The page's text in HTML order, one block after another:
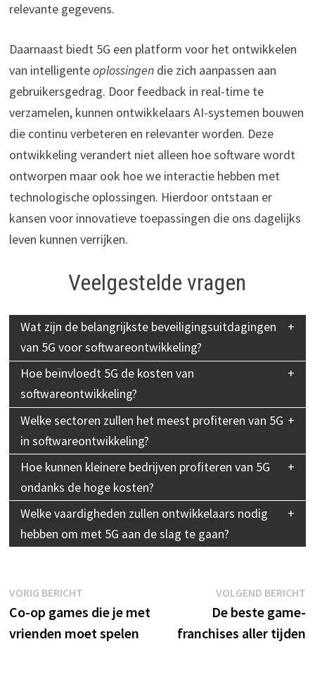
relevante gegevens.
Daarnaast biedt 5G een platform voor het ontwikkelen
van intelligenteoplossingendie zich aanpassen aan
gebruikersgedrag. Door feedback in real-time te
verzamelen, kunnen ontwikkelaars AI-systemen bouwen
die continu verbeteren en relevanter worden. Deze
ontwikkeling verandert niet alleen hoe software wordt
ontworpen maar ook hoe we interactie hebben met
technologische oplossingen. Hierdoor ontstaan er
kansen voor innovatieve toepassingen die ons dagelijks
leven kunnen verrijken.
Veelgestelde vragen
Wat zijn de belangrijkste beveiligingsuitdagingen
van 5G voor softwareontwikkeling?
Hoe beïnvloedt 5G de kosten van
softwareontwikkeling?
Welke sectoren zullen het meest profiteren van 5G
in softwareontwikkeling?
Hoe kunnen kleinere bedrijven profiteren van 5G
ondanks de hoge kosten?
Welke vaardigheden zullen ontwikkelaars nodig
hebben om met 5G aan de slag te gaan?
Bericht
navigatie
VORIG BERICHTVorig
bericht:
Co-op games die je met
vrienden moet spelen
VOLGEND BERICHT
De beste game-
franchises aller tijden